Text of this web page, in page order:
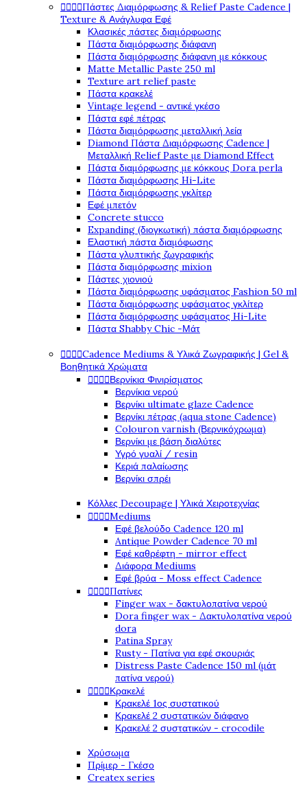
   Πάστες Διαμόρφωσης & Relief Paste Cadence |
Texture & Ανάγλυφα Εφέ
Κλασικές πάστες διαμόρφωσης
Πάστα διαμόρφωσης διάφανη
Πάστα διαμόρφωσης διάφανη με κόκκους
Matte Metallic Paste 250 ml
Texture art relief paste
Πάστα κρακελέ
Vintage legend - αντικέ γκέσο
Πάστα εφέ πέτρας
Πάστα διαμόρφωσης μεταλλική λεία
Diamond Πάστα Διαμόρφωσης Cadence |
Μεταλλική Relief Paste με Diamond Effect
Πάστα διαμόρφωσης με κόκκους Dora perla
Πάστα διαμόρφωσης Hi-Lite
Πάστα διαμόρφωσης γκλίτερ
Εφέ μπετόν
Concrete stucco
Expanding (διογκωτική) πάστα διαμόρφωσης
Ελαστική πάστα διαμόφωσης
Πάστα γλυπτικής ζωγραφικής
Πάστα διαμόρφωσης mixion
Πάστες χιονιού
Πάστα διαμόρφωσης υφάσματος Fashion 50 ml
Πάστα διαμόρφωσης υφάσματος γκλίτερ
Πάστα διαμόρφωσης υφάσματος Hi-Lite
Πάστα Shabby Chic -Μάτ
   Cadence Mediums & Υλικά Ζωγραφικής | Gel &
Βοηθητικά Χρώματα
   Βερνίκια Φινιρίσματος
Βερνίκια νερού
Βερνίκι ultimate glaze Cadence
Βερνίκι πέτρας (aqua stone Cadence)
Colouron varnish (Βερνικόχρωμα)
Βερνίκι με βάση διαλύτες
Υγρό γυαλί / resin
Κεριά παλαίωσης
Βερνίκι σπρέι
Κόλλες Decoupage | Υλικά Χειροτεχνίας
   Mediums
Εφέ βελούδο Cadence 120 ml
Antique Powder Cadence 70 ml
Εφέ καθρέφτη - mirror effect
Διάφορα Mediums
Εφέ βρύα - Moss effect Cadence
   Πατίνες
Finger wax - δακτυλοπατίνα νερού
Dora finger wax - Δακτυλοπατίνα νερού
dora
Patina Spray
Rusty - Πατίνα για εφέ σκουριάς
Distress Paste Cadence 150 ml (μάτ
πατίνα νερού)
   Κρακελέ
Κρακελέ 1ος συστατικού
Κρακελέ 2 συστατικών διάφανο
Κρακελέ 2 συστατικών - crocodile
Χρύσωμα
Πρίμερ - Γκέσο
Createx series